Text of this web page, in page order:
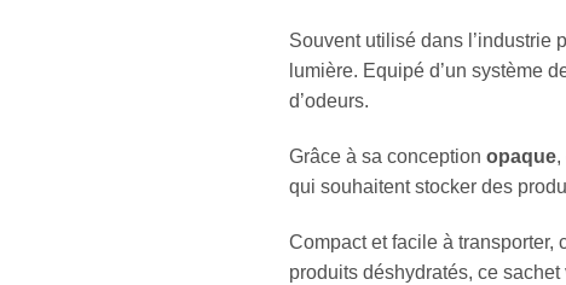
Souvent utilisé dans l’industrie
lumière. Equipé d’un système
d’odeurs.
Grâce à sa conception opaque,
qui souhaitent stocker des
Compact et facile à transporter,
produits déshydratés, ce